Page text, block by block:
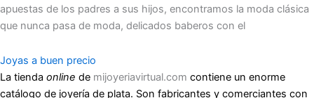
apuestas de los padres a sus hijos, encontramos la moda clásica
que nunca pasa de moda, delicados baberos con el
Joyas a buen precio
La tienda online de mijoyeriavirtual.com contiene un enorme
catálogo de joyería de plata. Son fabricantes y comerciantes con